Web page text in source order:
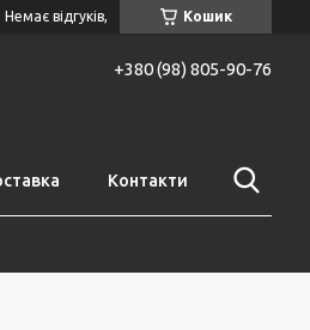
Кошик
Немає відгуків,
+380 (98) 805-90-76
Контакти